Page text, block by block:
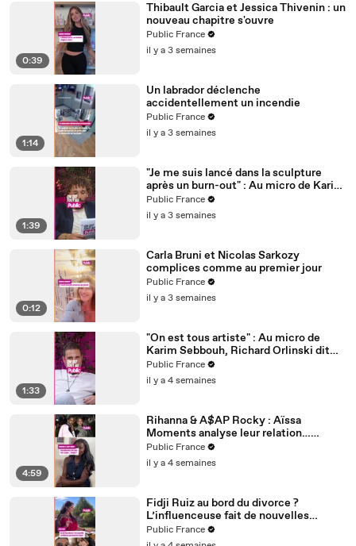
0:39
Thibault Garcia et Jessica Thivenin : un
nouveau chapitre s'ouvre
Public France
il y a 3 semaines
1:14
Un labrador déclenche
accidentellement un incendie
Public France
il y a 3 semaines
1:39
"Je me suis lancé dans la sculpture
après un burn-out" : Au micro de Karim
Sebbouh, Richard Orlinski dit tout au
Public
Public France
il y a 3 semaines
0:12
Carla Bruni et Nicolas Sarkozy
complices comme au premier jour
Public France
il y a 3 semaines
1:33
"On est tous artiste" : Au micro de
Karim Sebbouh, Richard Orlinski dit
tout au Public
Public France
il y a 4 semaines
4:59
Rihanna & A$AP Rocky : Aïssa
Moments analyse leur relation…
Couple toxique ? Rihanna serait-elle
malheureuse ?
Public France
il y a 4 semaines
Fidji Ruiz au bord du divorce ?
L’influenceuse fait de nouvelles
confidences
Public France